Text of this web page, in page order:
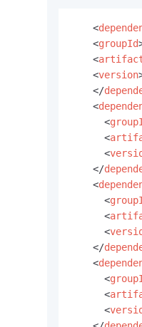
<
<groupId
<
<version
</
<
<
<
<
</
<
<
<
<
</
<
<
<
<